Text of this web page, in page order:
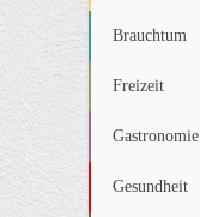
Brauchtum
Freizeit
Gastronomie
Gesundheit